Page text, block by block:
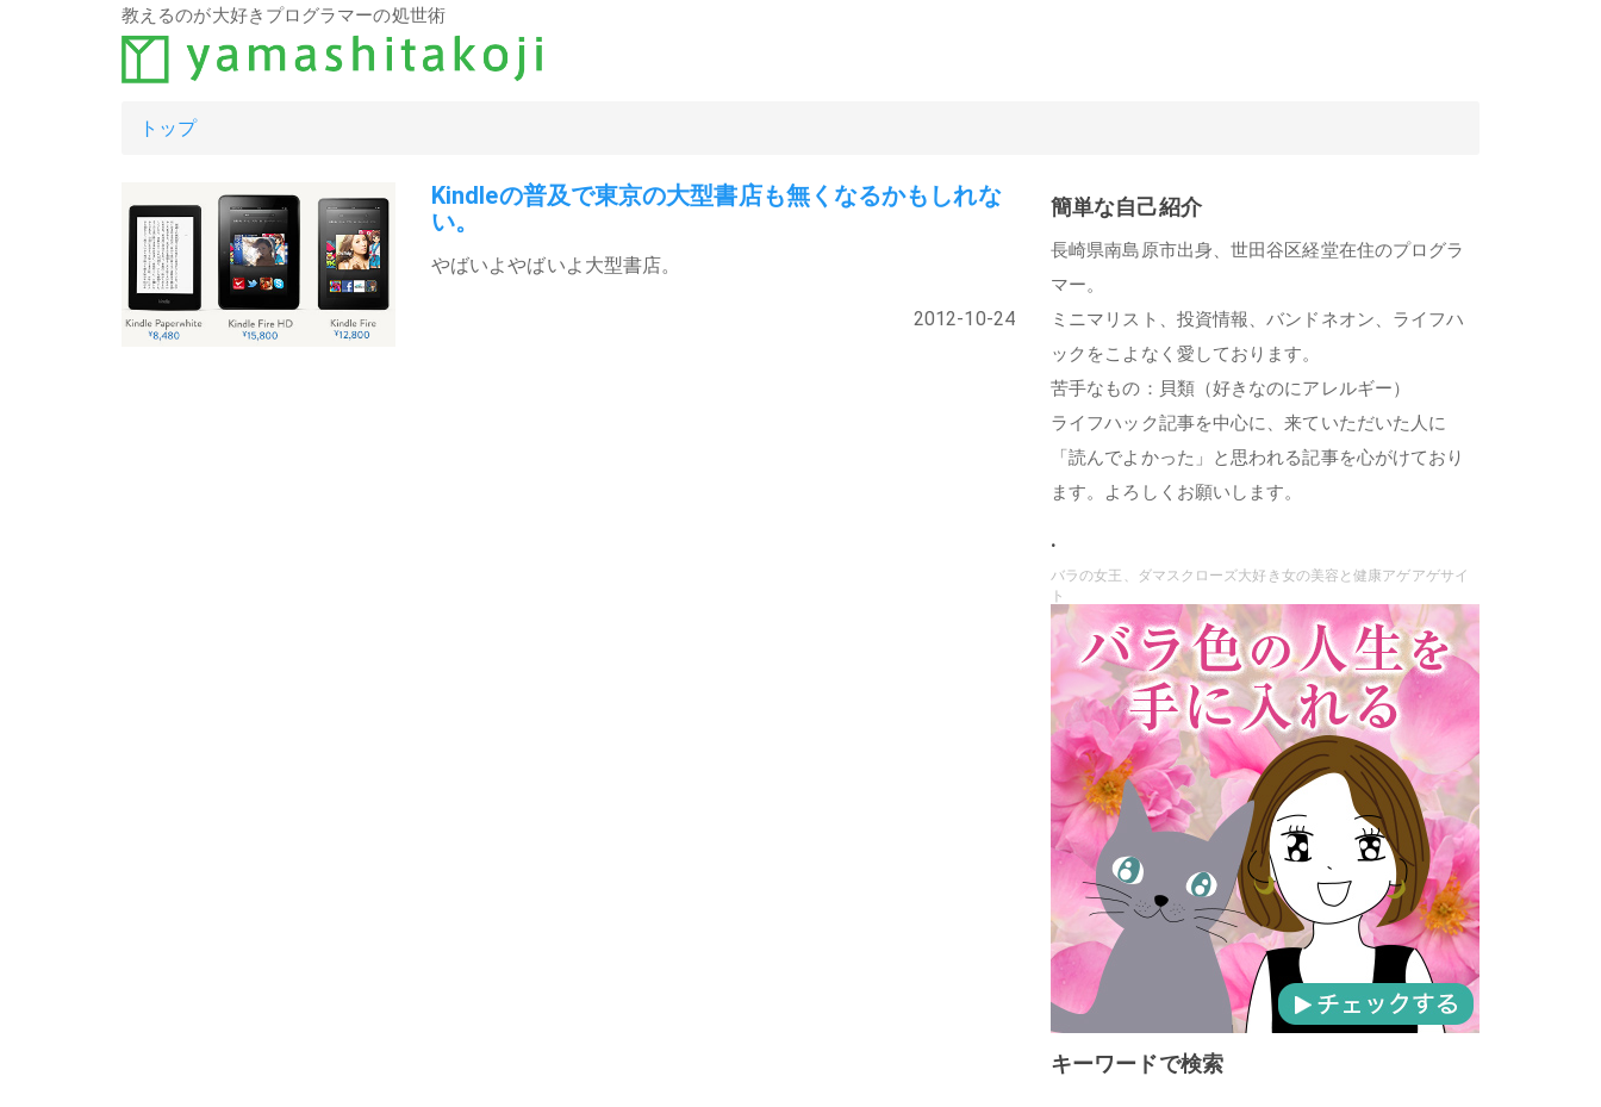
教えるのが大好きプログラマーの処世術
トップ
Kindleの普及で東京の大型書店も無くなるかもしれな
い。
やばいよやばいよ大型書店。
2012-10-24
簡単な自己紹介
長崎県南島原市出身、世田谷区経堂在住のプログラ
マー。
ミニマリスト、投資情報、バンドネオン、ライフハ
ックをこよなく愛しております。
苦手なもの：貝類（好きなのにアレルギー）
ライフハック記事を中心に、来ていただいた人に
「読んでよかった」と思われる記事を心がけており
ます。よろしくお願いします。
.
バラの女王、ダマスクローズ大好き女の美容と健康アゲアゲサイ
ト
キーワードで検索